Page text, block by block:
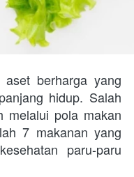
aset berharga yang
hidup. Salah
melalui pola makan
7 makanan yang
paru-paru